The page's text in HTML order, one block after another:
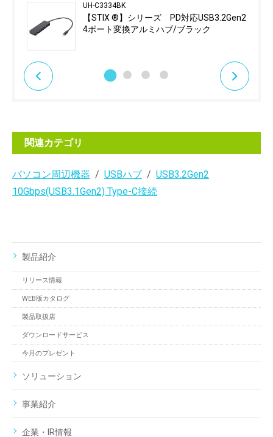
UH-C3334BK
【STIX ®】シリーズ PD対応USB3.2Gen2
4ポート変換アルミハブ/ブラック
関連カテゴリ
パソコン周辺機器 USBハブ
USB3.2Gen2
10Gbps(USB3.1Gen2) Type-C接続
製品紹介
リリース情報
WEB版カタログ
製品取扱店
ダウンロードサービス
今月のプレゼント
ソリューション
事業紹介
企業・IR情報